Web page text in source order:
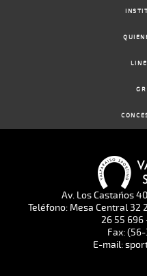
Av. Los Castaños
Teléfono: Mesa Central 32
26 55 696
Fax:
E-mail: